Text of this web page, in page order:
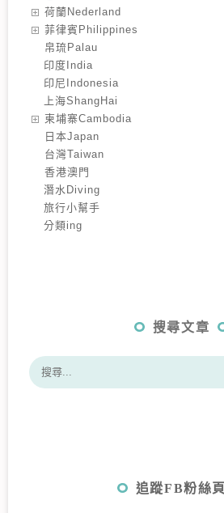
️荷蘭Nederland
️菲律賓Philippines
️帛琉Palau
印度India
印尼Indonesia
上海ShangHai
️柬埔寨Cambodia
️日本Japan
️台灣Taiwan
️香港澳門
潛水Diving
旅行小幫手
分類ing
搜尋文章
追蹤FB粉絲頁